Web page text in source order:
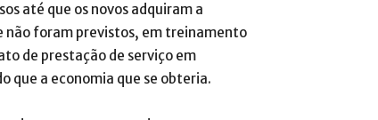
até que os novos adquiram a
não foram previstos, em treinamento
de prestação de serviço em
que a economia que se obteria.